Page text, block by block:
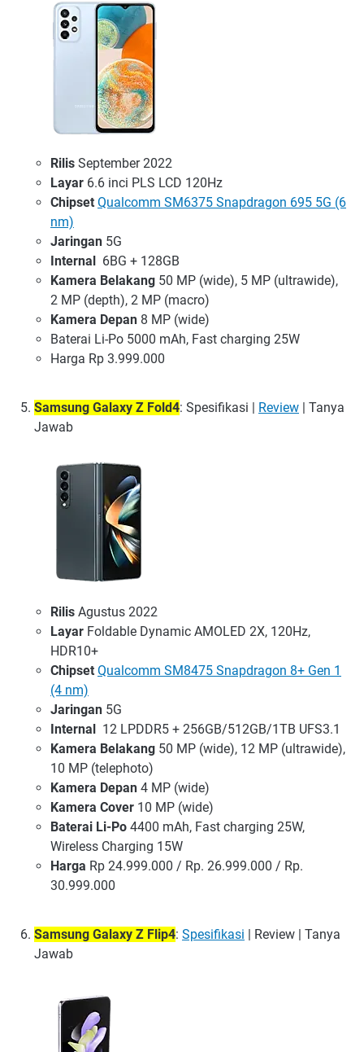
Rilis September 2022
Layar 6.6 inci PLS LCD 120Hz
Chipset Qualcomm SM6375 Snapdragon 695 5G (6
nm)
Jaringan 5G
Internal
6BG + 128GB
Kamera Belakang 50 MP (wide), 5 MP (ultrawide),
2 MP (depth), 2 MP (macro)
Kamera Depan 8 MP (wide)
Baterai Li-Po 5000 mAh, Fast charging 25W
Harga Rp 3.999.000
Samsung Galaxy Z Fold4: Spesifikasi | Review | Tanya
Jawab
Rilis Agustus 2022
Layar Foldable Dynamic AMOLED 2X, 120Hz,
HDR10+
Chipset Qualcomm SM8475 Snapdragon 8+ Gen 1
(4 nm)
Jaringan 5G
Internal
12 LPDDR5 + 256GB/512GB/1TB UFS3.1
Kamera Belakang 50 MP (wide), 12 MP (ultrawide),
10 MP (telephoto)
Kamera Depan 4 MP (wide)
Kamera Cover 10 MP (wide)
Baterai Li-Po 4400 mAh, Fast charging 25W,
Wireless Charging 15W
Harga Rp 24.999.000 / Rp. 26.999.000 / Rp.
30.999.000
Samsung Galaxy Z Flip4: Spesifikasi | Review | Tanya
Jawab